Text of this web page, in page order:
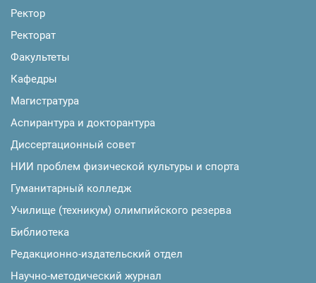
Ректор
Ректорат
Факультеты
Кафедры
Магистратура
Аспирантура и докторантура
Диссертационный совет
НИИ проблем физической культуры и спорта
Гуманитарный колледж
Училище (техникум) олимпийского резерва
Библиотека
Редакционно-издательский отдел
Научно-методический журнал